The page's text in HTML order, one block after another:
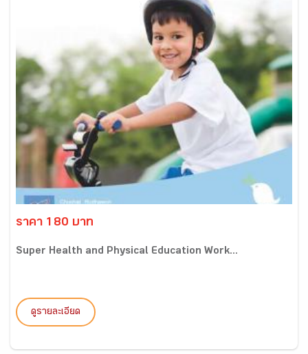
ราคา 180 บาท
Super Health and Physical Education Work...
ดูรายละเอียด